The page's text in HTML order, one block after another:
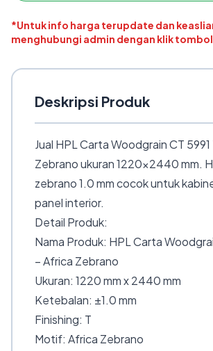
*Untuk info harga terupdate dan
menghubungi admin dengan klik tombol
Deskripsi Produk
Jual HPL Carta Woodgrain CT
Zebrano ukuran 1220×2440 mm.
zebrano 1.0 mm cocok untuk
panel interior.
Detail Produk:
Nama Produk: HPL Carta
– Africa Zebrano
Ukuran: 1220 mm x 2440 mm
Ketebalan: ±1.0 mm
Finishing: T
Motif: Africa Zebrano